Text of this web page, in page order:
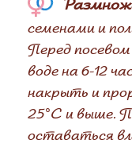
семенами и
Перед
воде на 6-12
накрыть и
25°С и выше.
оставаться